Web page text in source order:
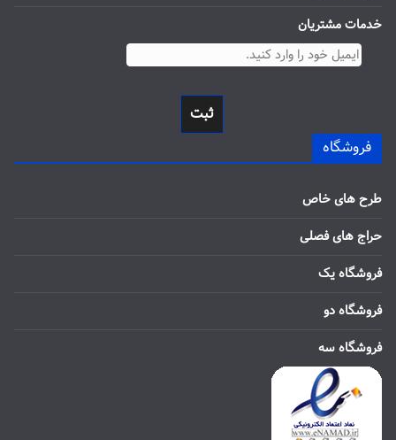
خدمات مشتریان
ثبت
فروشگاه
طرح های خاص
حراج های فصلی
فروشگاه یک
فروشگاه دو
فروشگاه سه